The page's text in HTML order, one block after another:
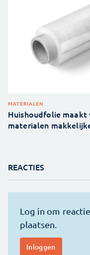
MATERIALEN
Huishoudfolie
materialen
REACTIES